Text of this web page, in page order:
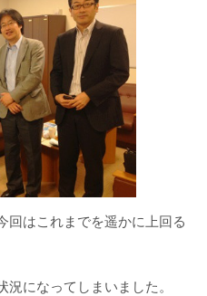
回はこれまでを遥かに上回る
になってしまいました。